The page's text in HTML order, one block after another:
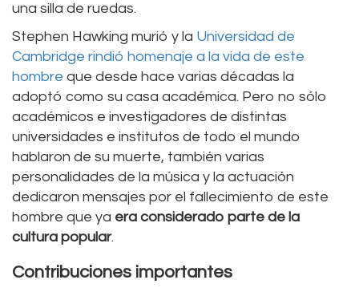
una silla de ruedas.
Stephen Hawking murió y la Universidad de
Cambridge rindió homenaje a la vida de este
hombre que desde hace varias décadas la
adoptó como su casa académica. Pero no sólo
académicos e investigadores de distintas
universidades e institutos de todo el mundo
hablaron de su muerte, también varias
personalidades de la música y la actuación
dedicaron mensajes por el fallecimiento de este
hombre que ya era considerado parte de la
cultura popular.
Contribuciones importantes